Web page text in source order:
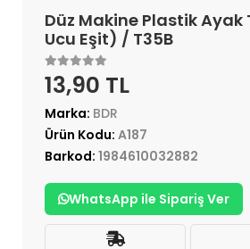
Düz Makine Plastik Ayak
Ucu Eşit) / T35B
13,90 TL
Marka: BDR
Ürün Kodu: A187
Barkod: 1984610032882
WhatsApp ile Sipariş Ver